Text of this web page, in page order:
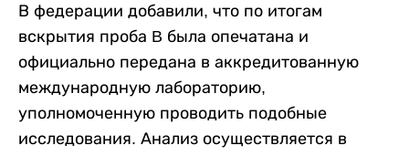
В федерации добавили, что по итогам
вскрытия проба B была опечатана и
официально передана в аккредитованную
международную лабораторию,
уполномоченную проводить подобные
исследования. Анализ осуществляется в